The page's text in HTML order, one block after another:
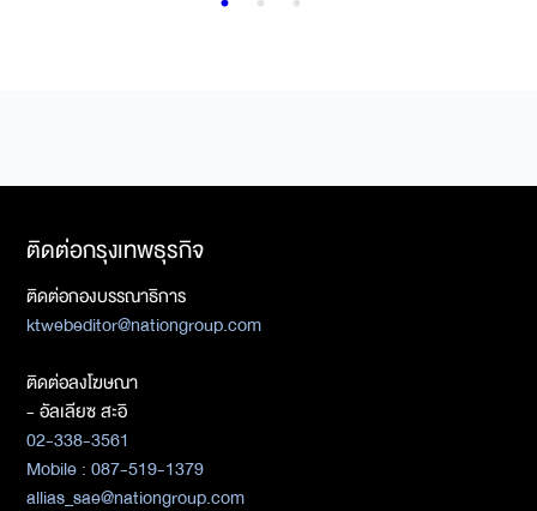
ติดต่อกรุงเทพธุรกิจ
ติดต่อกองบรรณาธิการ
ktwebeditor@nationgroup.com
ติดต่อลงโฆษณา
- อัลเลียซ สะอิ
02-338-3561
Mobile : 087-519-1379
allias_sae@nationgroup.com